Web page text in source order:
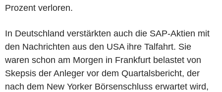
Prozent verloren.
In Deutschland verstärkten auch die SAP-Aktien mit
den Nachrichten aus den USA ihre Talfahrt. Sie
waren schon am Morgen in Frankfurt belastet von
Skepsis der Anleger vor dem Quartalsbericht, der
nach dem New Yorker Börsenschluss erwartet wird,